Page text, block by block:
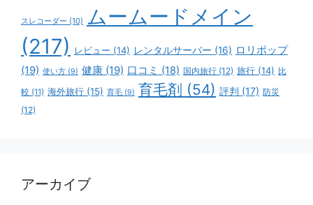
スレコーダー (10) ムームードメイン
(217)
レビュー (14) レンタルサーバー (16) ロリポップ
(19) 使い方 (9) 健康 (19) 口コミ (18) 国内旅行 (12) 旅行 (14) 比
較 (11) 海外旅行 (15) 育毛 (9) 育毛剤 (54) 評判 (17) 防災
(12)
アーカイブ